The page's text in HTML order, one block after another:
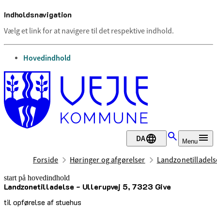
Indholdsnavigation
Vælg et link for at navigere til det respektive indhold.
gå til
Hovedindhold
DA Menu
Forside Høringer og afgørelser
start på hovedindhold
Landzonetilladelse - Ullerupvej 5, 7323 Give
til opførelse af stuehus
senest opdateret 28. august 2025